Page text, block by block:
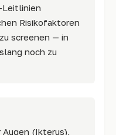
Leitlinien
Risikofaktoren
screenen — in
noch zu
(Ikterus),